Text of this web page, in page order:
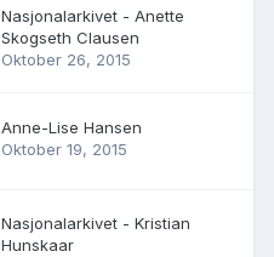
Nasjonalarkivet - Anette
Skogseth Clausen
Oktober 26, 2015
Anne-Lise Hansen
Oktober 19, 2015
Nasjonalarkivet - Kristian
Hunskaar